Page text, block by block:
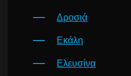
Δροσιά
Εκάλη
Ελευσίνα